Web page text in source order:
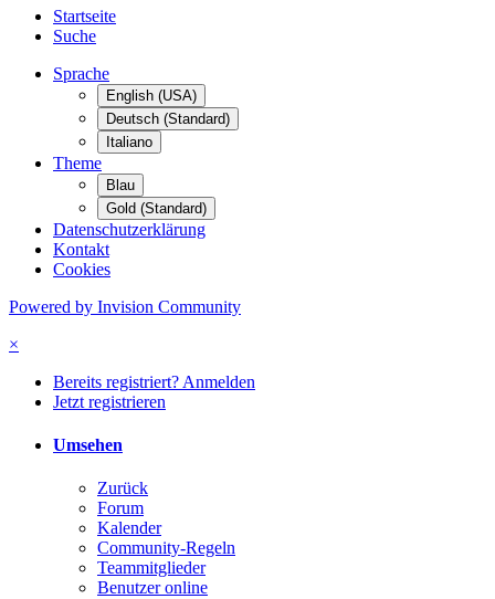
Startseite
Suche
Sprache
English (USA)
Deutsch (Standard)
Italiano
Theme
Blau
Gold (Standard)
Datenschutzerklärung
Kontakt
Cookies
Powered by Invision Community
×
Bereits registriert? Anmelden
Jetzt registrieren
Umsehen
Zurück
Forum
Kalender
Community-Regeln
Teammitglieder
Benutzer online